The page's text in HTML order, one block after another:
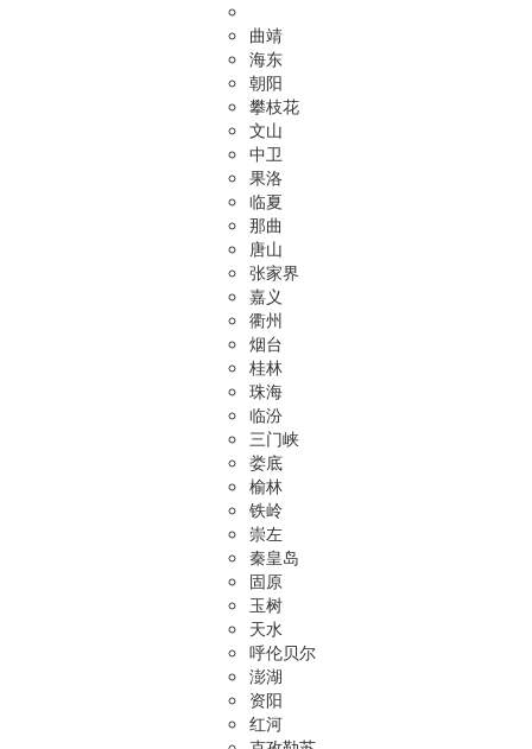
曲靖
海东
朝阳
攀枝花
文山
中卫
果洛
临夏
那曲
唐山
张家界
嘉义
衢州
烟台
桂林
珠海
临汾
三门峡
娄底
榆林
铁岭
崇左
秦皇岛
固原
玉树
天水
呼伦贝尔
澎湖
资阳
红河